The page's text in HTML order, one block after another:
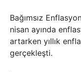
Bağımsız
nisan ayında
artarken yıllık
gerçekleşti.